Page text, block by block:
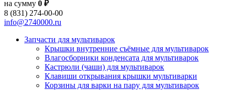
на сумму 0 ₽
8 (831) 274-00-00
info@2740000.ru
Запчасти для мультиварок
Крышки внутренние съёмные для мультиварок
Влагосборники конденсата для мультиварок
Кастрюли (чаши) для мультиварок
Клавиши открывания крышки мультиварки
Корзины для варки на пару для мультиварок